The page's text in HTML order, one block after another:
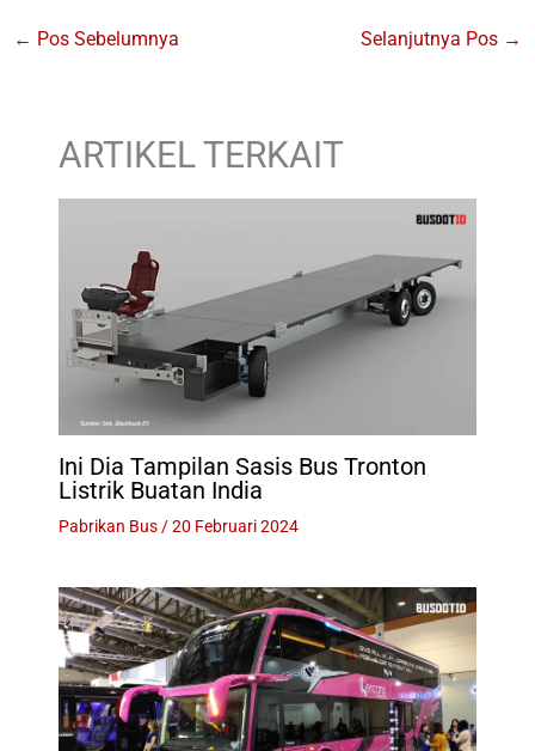
← Pos Sebelumnya Selanjutnya Pos →
ARTIKEL TERKAIT
Ini Dia Tampilan Sasis Bus Tronton
Listrik Buatan India
Pabrikan Bus/20 Februari 2024